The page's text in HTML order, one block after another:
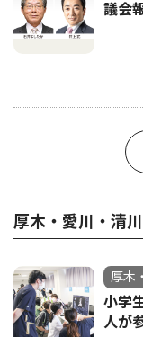
議会
厚木・愛川・清
厚木
小学
人が